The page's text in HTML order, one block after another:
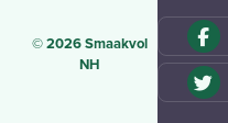
© 2026 Smaakvol
NH